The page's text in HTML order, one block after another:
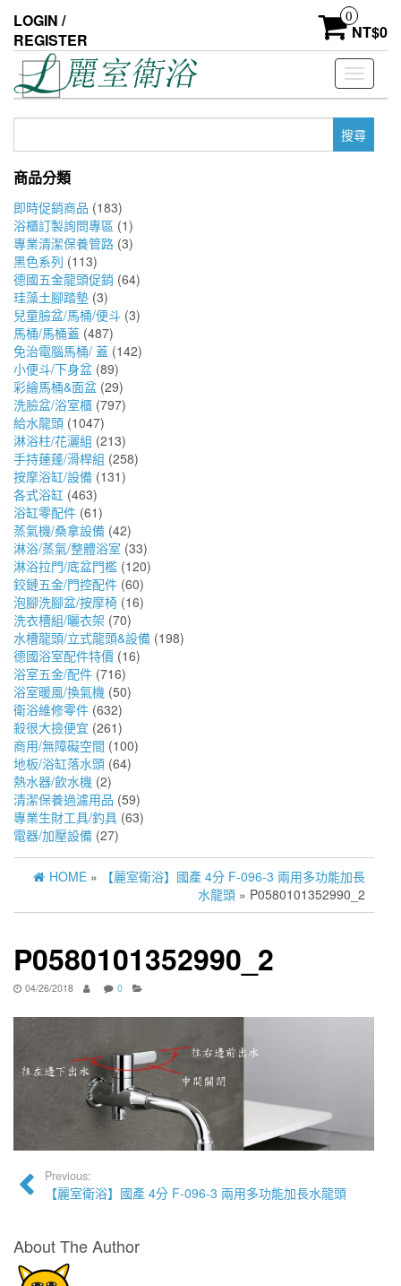
the
content
LOGIN /
REGISTER
0
NT$0
Toggle
鍵
商品分類
即時促銷商品 (183)
浴櫃訂製詢問專區 (1)
專業清潔保養管路 (3)
黑色系列 (113)
德國五金龍頭促銷 (64)
珪藻土腳踏墊 (3)
兒童臉盆/馬桶/便斗 (3)
馬桶/馬桶蓋 (487)
免治電腦馬桶/ 蓋 (142)
小便斗/下身盆 (89)
彩繪馬桶&面盆 (29)
洗臉盆/浴室櫃 (797)
給水龍頭 (1047)
淋浴柱/花灑組 (213)
手持蓮蓬/滑桿組 (258)
按摩浴缸/設備 (131)
各式浴缸 (463)
浴缸零配件 (61)
蒸氣機/桑拿設備 (42)
淋浴/蒸氣/整體浴室 (33)
淋浴拉門/底盆門檻 (120)
鉸鏈五金/門控配件 (60)
泡腳洗腳盆/按摩椅 (16)
洗衣槽組/曬衣架 (70)
水槽龍頭/立式龍頭&設備 (198)
德國浴室配件特價 (16)
浴室五金/配件 (716)
浴室暖風/換氣機 (50)
衛浴維修零件 (632)
殺很大撿便宜 (261)
商用/無障礙空間 (100)
地板/浴缸落水頭 (64)
熱水器/飲水機 (2)
清潔保養過濾用品 (59)
專業生財工具/釣具 (63)
電器/加壓設備 (27)
HOME »
【麗室衛浴】國產 4分 F-096-3 兩用多功能加長
水龍頭 » P0580101352990_2
P0580101352990_2
04/26/2018 0
Previous:
【麗室衛浴】國產 4分 F-096-3 兩用多功能加長水龍頭
About The Author